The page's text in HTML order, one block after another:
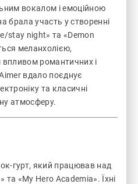
вокалом і емоційною
брала участь у створенні
stay night» та «Demon
меланхолією,
романтичних і
вдало поєднує
та класичні
атмосферу.
гурт, який працював над
«My Hero Academia». Їхні